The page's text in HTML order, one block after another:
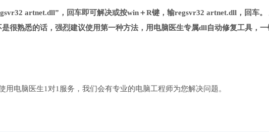
artnet.dll”，回车即可解决或按win＋R键，输regsvr32 artnet.dll，回车。
很熟悉的话，强烈建议使用第一种方法，用电脑医生专属dll自动修复工具，一
电脑医生1对1服务，我们会有专业的电脑工程师为您解决问题。